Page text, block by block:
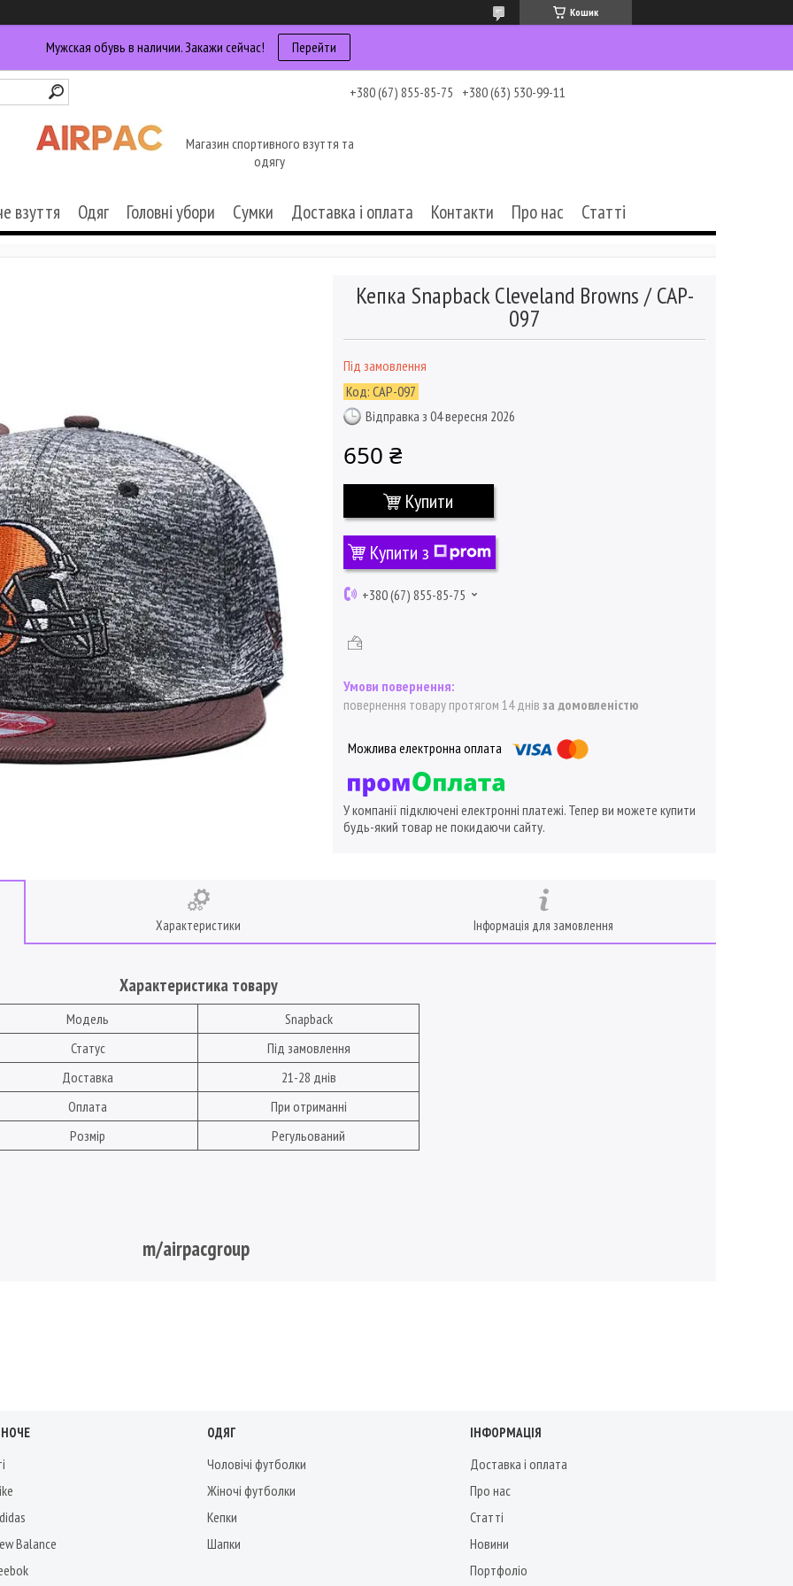
Кошик
Мужская обувь в наличии. Закажи сейчас! Перейти
+380 (67) 855-85-75 +380 (63) 530-99-11
Магазин спортивного взуття та
одягу
взуття Одяг Головні убори Сумки Доставка і оплата Контакти Про нас Статті
Кепка Snapback Cleveland Browns / CAP-
097
Під замовлення
Код: CAP-097
Відправка з 04 вересня 2026
650 ₴
Купити
Купити з
+380 (67) 855-85-75
повернення товару протягом 14 днів за домовленістю
У компанії підключені електронні платежі. Тепер ви можете купити
будь-який товар не покидаючи сайту.
Характеристики Інформація для замовлення
Характеристика товару
Модель
Snapback
Статус
Під замовлення
Доставка
21-28 днів
Оплата
При отриманні
Розмір
Регульований
m/airpacgroup
Balance
ОДЯГ
Чоловічі футболки
Жіночі футболки
Кепки
Шапки
ІНФОРМАЦІЯ
Доставка і оплата
Про нас
Статті
Новини
Портфоліо